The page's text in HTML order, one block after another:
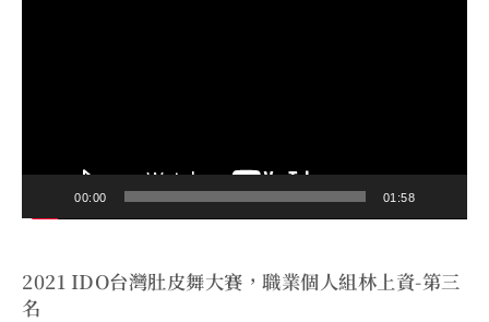
00:00 01:58
2021 IDO台灣肚皮舞大賽，職業個人組林上資-第三
名